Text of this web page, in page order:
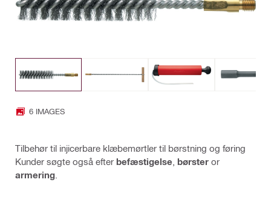
6 IMAGES
Tilbehør til injicerbare klæbemørtler til børstning og føring
Kunder søgte også efter befæstigelse børster or
armering